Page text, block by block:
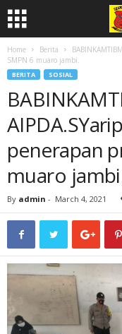
Home Berita
SMPN 6 muaro jambi.
BERITA SOSIAL
penerapan
muaro
By admin - March 4, 2021